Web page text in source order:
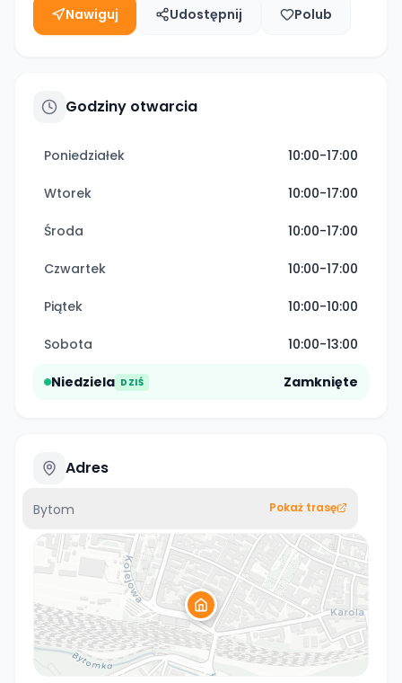
Nawiguj Udostępnij Polub
Godziny otwarcia
Poniedziałek 10:00-17:00
Wtorek 10:00-17:00
Środa 10:00-17:00
Czwartek 10:00-17:00
Piątek 10:00-10:00
Sobota 10:00-13:00
Niedziela DZIŚ Zamknięte
Adres
Bytom Pokaż trasę